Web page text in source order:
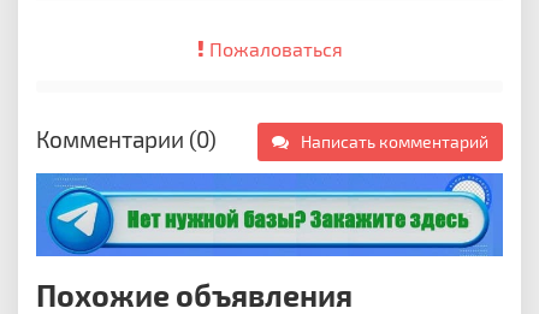
Пожаловаться
Комментарии (0) Написать комментарий
Похожие объявления